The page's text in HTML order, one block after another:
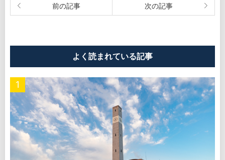
よく読まれている記事